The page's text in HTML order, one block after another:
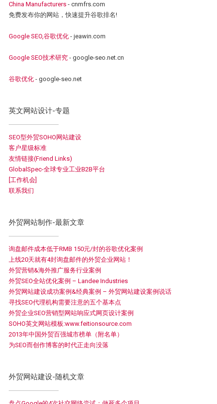
China Manufacturers- cnmfrs.com
免费发布你的网站，快速提升谷歌排名!
Google SEO,谷歌优化- jeawin.com
Google SEO技术研究- google-seo.net.cn
谷歌优化- google-seo.net
英文网站设计-专题
SEO型外贸SOHO网站建设
客户星级标准
友情链接(Friend Links)
GlobalSpec-全球专业工业B2B平台
[工作机会]
联系我们
外贸网站制作-最新文章
询盘邮件成本低于RMB 150元/封的谷歌优化案例
上线20天就有4封询盘邮件的外贸企业网站！
外贸营销&海外推广服务行业案例
外贸SEO全站优化案例 – Landee Industries
外贸网站建设成功案例&经典案例 – 外贸网站建设案例说话
寻找SEO代理机构需要注意的五个基本点
外贸企业SEO营销型网站响应式网页设计案例
SOHO英文网站模板:www.feitionsource.com
2013年中国外贸百强城市榜单（附名单）
为SEO而创作博客的时代正走向没落
外贸网站建设-随机文章